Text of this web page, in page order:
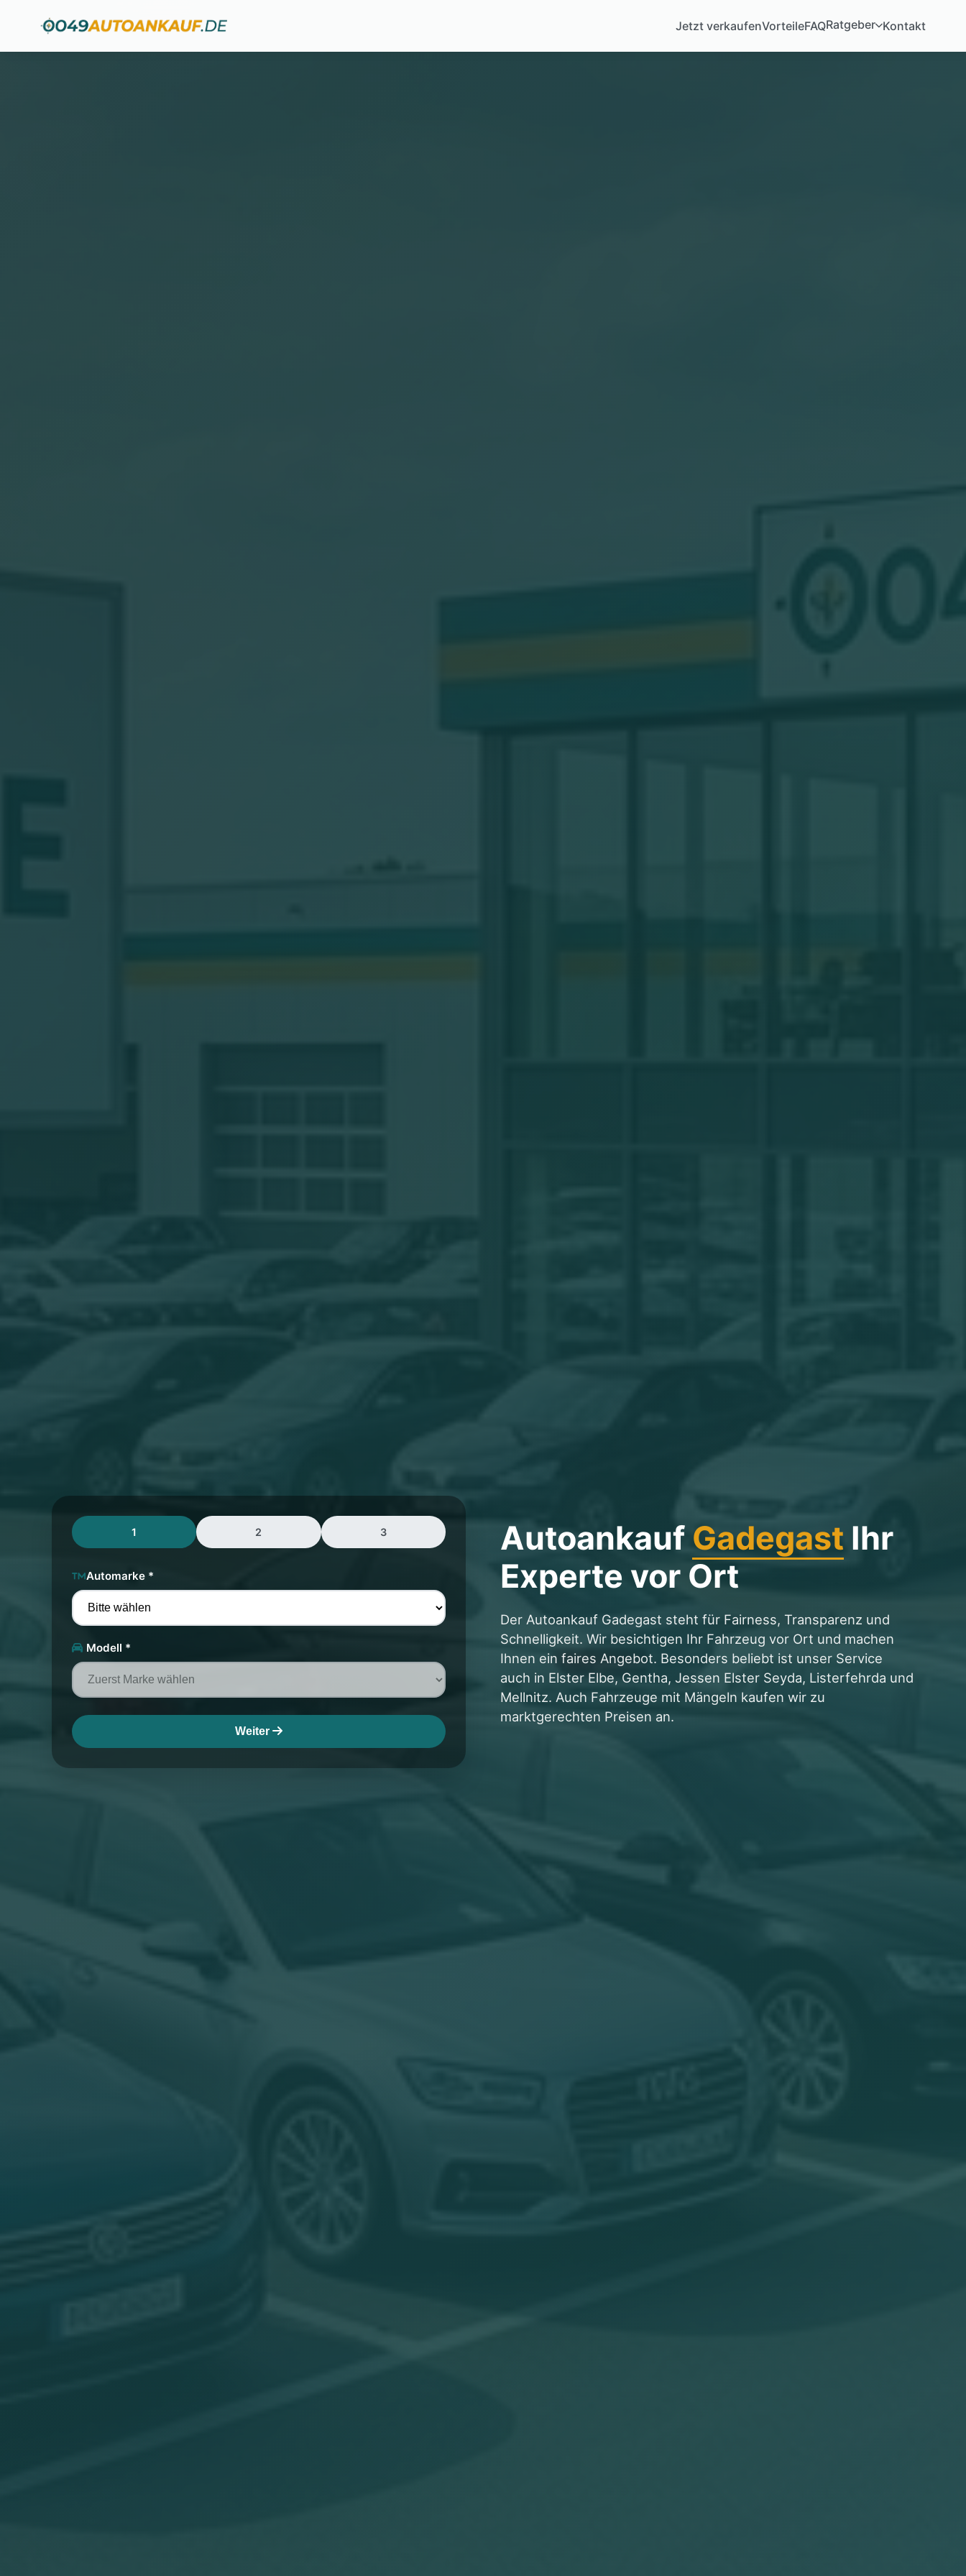
Jetzt verkaufenVorteileFAQRatgeber Kontakt
1 2 3
Automarke *
Modell *
Weiter
Autoankauf Gadegast Ihr
Experte vor Ort
Der Autoankauf Gadegast steht für Fairness, Transparenz und
Schnelligkeit. Wir besichtigen Ihr Fahrzeug vor Ort und machen
Ihnen ein faires Angebot. Besonders beliebt ist unser Service
auch in Elster Elbe, Gentha, Jessen Elster Seyda, Listerfehrda und
Mellnitz. Auch Fahrzeuge mit Mängeln kaufen wir zu
marktgerechten Preisen an.